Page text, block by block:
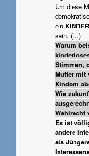
Um diese
ein
sein. (…)
Warum
Stimmen,
Mutter mit
Kindern
Wie
Wahlrecht
Es ist
andere
als